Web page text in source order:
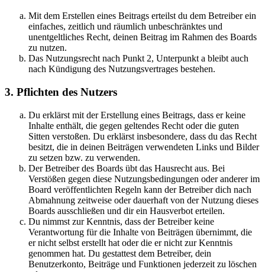
Mit dem Erstellen eines Beitrags erteilst du dem Betreiber ein
einfaches, zeitlich und räumlich unbeschränktes und
unentgeltliches Recht, deinen Beitrag im Rahmen des Boards
zu nutzen.
Das Nutzungsrecht nach Punkt 2, Unterpunkt a bleibt auch
nach Kündigung des Nutzungsvertrages bestehen.
3. Pflichten des Nutzers
Du erklärst mit der Erstellung eines Beitrags, dass er keine
Inhalte enthält, die gegen geltendes Recht oder die guten
Sitten verstoßen. Du erklärst insbesondere, dass du das Recht
besitzt, die in deinen Beiträgen verwendeten Links und Bilder
zu setzen bzw. zu verwenden.
Der Betreiber des Boards übt das Hausrecht aus. Bei
Verstößen gegen diese Nutzungsbedingungen oder anderer im
Board veröffentlichten Regeln kann der Betreiber dich nach
Abmahnung zeitweise oder dauerhaft von der Nutzung dieses
Boards ausschließen und dir ein Hausverbot erteilen.
Du nimmst zur Kenntnis, dass der Betreiber keine
Verantwortung für die Inhalte von Beiträgen übernimmt, die
er nicht selbst erstellt hat oder die er nicht zur Kenntnis
genommen hat. Du gestattest dem Betreiber, dein
Benutzerkonto, Beiträge und Funktionen jederzeit zu löschen